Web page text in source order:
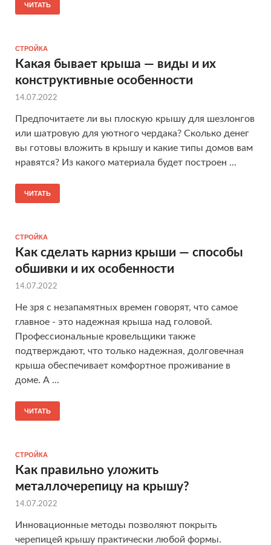
ЧИТАТЬ
СТРОЙКА
Какая бывает крыша — виды и их
конструктивные особенности
14.07.2022
Предпочитаете ли вы плоскую крышу для шезлонгов
или шатровую для уютного чердака? Сколько денег
вы готовы вложить в крышу и какие типы домов вам
нравятся? Из какого материала будет построен ...
ЧИТАТЬ
СТРОЙКА
Как сделать карниз крыши — способы
обшивки и их особенности
14.07.2022
Не зря с незапамятных времен говорят, что самое
главное - это надежная крыша над головой.
Профессиональные кровельщики также
подтверждают, что только надежная, долговечная
крыша обеспечивает комфортное проживание в
доме. А ...
ЧИТАТЬ
СТРОЙКА
Как правильно уложить
металлочерепицу на крышу?
14.07.2022
Инновационные методы позволяют покрыть
черепицей крышу практически любой формы.